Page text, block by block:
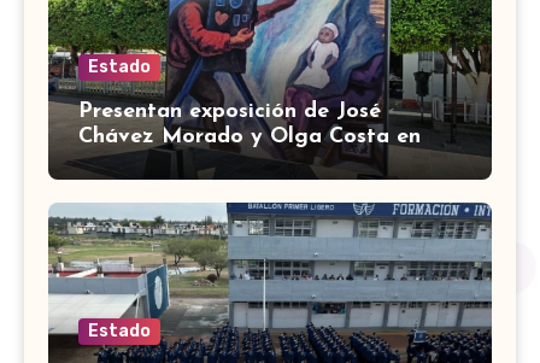
Estado
Presentan exposición de José
Chávez Morado y Olga Costa en
Plaza Libertad de Silao
Estado